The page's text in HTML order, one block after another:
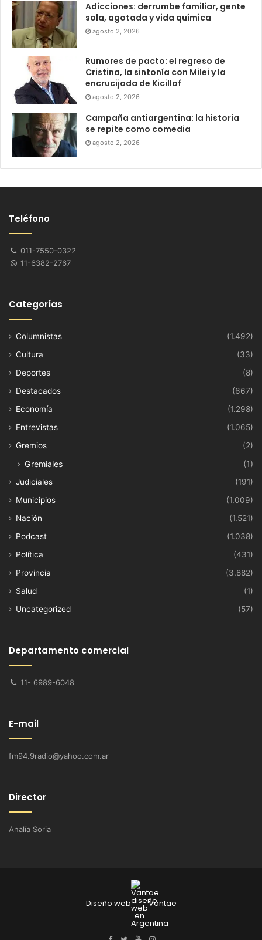
Adicciones: derrumbe familiar, gente
sola, agotada y vida química
agosto 2, 2026
Rumores de pacto: el regreso de
Cristina, la sintonía con Milei y la
encrucijada de Kicillof
agosto 2, 2026
Campaña antiargentina: la historia
se repite como comedia
agosto 2, 2026
Teléfono
011-7550-0322
11-6382-2767
Categorías
Columnistas
(1.492)
Cultura
(33)
Deportes
(8)
Destacados
(667)
Economía
(1.298)
Entrevistas
(1.065)
Gremios
(2)
Gremiales (1)
Judiciales
(191)
Municipios
(1.009)
Nación
(1.521)
Podcast
(1.038)
Política
(431)
Provincia
(3.882)
Salud
(1)
Uncategorized
(57)
Departamento comercial
11- 6989-6048
E-mail
fm94.9radio@yahoo.com.ar
Director
Analía Soria
Diseño web Vantae